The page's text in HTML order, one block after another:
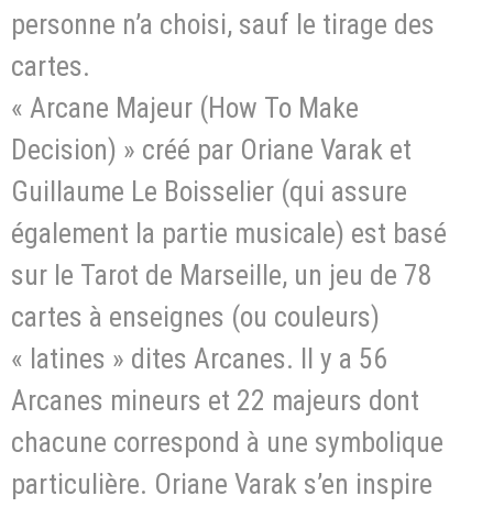
personne n’a choisi, sauf le tirage des
cartes.
« Arcane Majeur (How To Make
Decision) » créé par Oriane Varak et
Guillaume Le Boisselier (qui assure
également la partie musicale) est basé
sur le Tarot de Marseille, un jeu de 78
cartes à enseignes (ou couleurs)
« latines » dites Arcanes. Il y a 56
Arcanes mineurs et 22 majeurs dont
chacune correspond à une symbolique
particulière. Oriane Varak s’en inspire